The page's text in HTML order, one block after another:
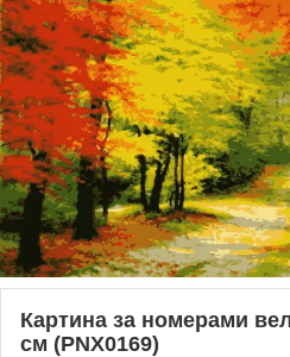
Картина за номерами
см (PNX0169)